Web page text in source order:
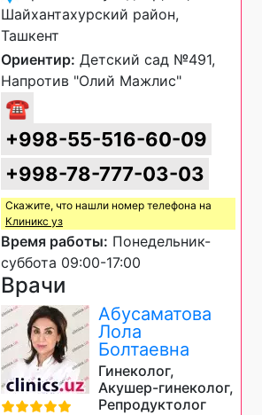
Шайхантахурский район,
Ташкент
Ориентир: Детский сад №491,
Напротив "Олий Мажлис"
☎
+998-55-516-60-09
+998-78-777-03-03
Скажите, что нашли номер телефона на
Клиникс уз
Время работы: Понедельник-
суббота 09:00-17:00
Врачи
Абусаматова
Лола
Болтаевна
Гинеколог,
Акушер-гинеколог,
Репродуктолог